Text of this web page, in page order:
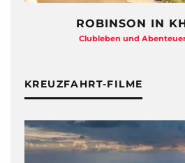
ROBINSON IN
Clubleben und
KREUZFAHRT-FILME